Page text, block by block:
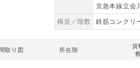
京急本線立会
構造／階数
鉄筋コンクリ
取り図 所在階
賃